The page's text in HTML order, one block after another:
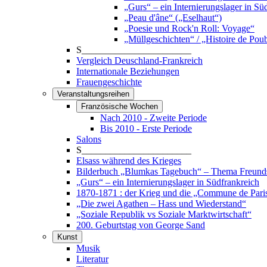
„Gurs“ – ein Internierungslager in
„Peau d'âne“ („Eselhaut“)
„Poesie und Rock'n Roll: Voyage“
„Müllgeschichten“ / „Histoire de
S_______________________
Vergleich Deuschland-Frankreich
Internationale Beziehungen
Frauengeschichte
Veranstaltungsreihen
Französische Wochen
Nach 2010 - Zweite Periode
Bis 2010 - Erste Periode
Salons
S_______________________
Elsass während des Krieges
Bilderbuch „Blumkas Tagebuch“ – Thema
„Gurs“ – ein Internierungslager in Südfrankreich
1870-1871 : der Krieg und die „Commune de
„Die zwei Agathen – Hass und Wiederstand“
„Soziale Republik vs Soziale Marktwirtschaft“
200. Geburtstag von George Sand
Kunst
Musik
Literatur